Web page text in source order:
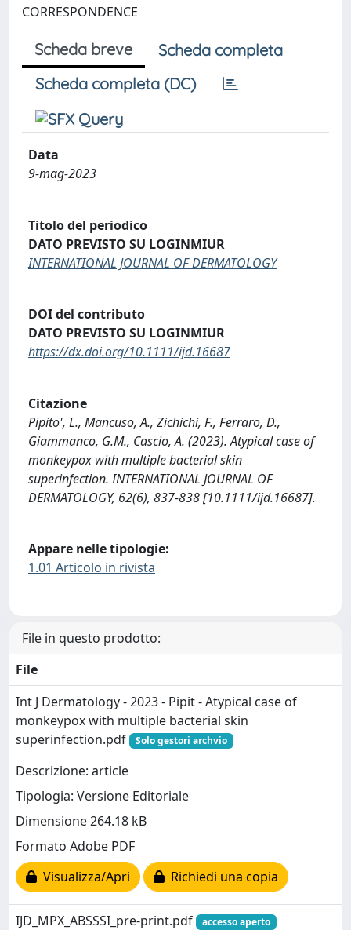
CORRESPONDENCE
Scheda breve
Scheda completa
Scheda completa (DC)
Data
9-mag-2023
Titolo del periodico
DATO PREVISTO SU LOGINMIUR
INTERNATIONAL JOURNAL OF DERMATOLOGY
DOI del contributo
DATO PREVISTO SU LOGINMIUR
https://dx.doi.org/10.1111/ijd.16687
Citazione
Pipito', L., Mancuso, A., Zichichi, F., Ferraro, D.,
Giammanco, G.M., Cascio, A. (2023). Atypical case of
monkeypox with multiple bacterial skin
superinfection. INTERNATIONAL JOURNAL OF
DERMATOLOGY, 62(6), 837-838 [10.1111/ijd.16687].
Appare nelle tipologie:
1.01 Articolo in rivista
File in questo prodotto:
File
Int J Dermatology - 2023 - Pipit - Atypical case of
monkeypox with multiple bacterial skin
superinfection.pdf
Solo gestori archvio
Descrizione: article
Tipologia: Versione Editoriale
Dimensione 264.18 kB
Formato Adobe PDF
Visualizza/Apri
Richiedi una copia
IJD_MPX_ABSSSI_pre-print.pdf accesso aperto